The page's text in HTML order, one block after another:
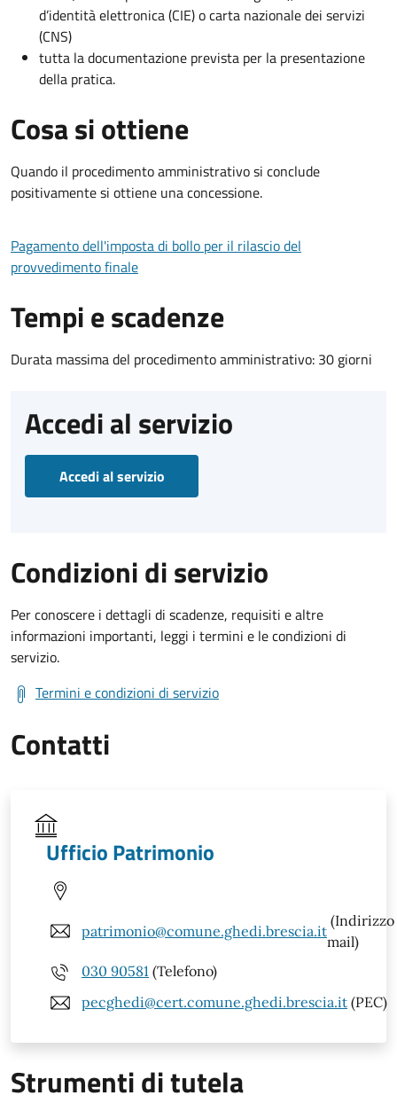
d’identità elettronica (CIE) o carta nazionale dei servizi
(CNS)
tutta la documentazione prevista per la presentazione
della pratica.
Cosa si ottiene
Quando il procedimento amministrativo si conclude
positivamente si ottiene una concessione.
Pagamento dell'imposta di bollo per il rilascio del
provvedimento finale
Tempi e scadenze
Durata massima del procedimento amministrativo: 30 giorni
Accedi al servizio
Accedi al servizio
Condizioni di servizio
Per conoscere i dettagli di scadenze, requisiti e altre
informazioni importanti, leggi i termini e le condizioni di
servizio.
Termini e condizioni di servizio
Contatti
Ufficio Patrimonio
patrimonio@comune.ghedi.brescia.it
(Indirizzo
mail)
030 90581 (Telefono)
pecghedi@cert.comune.ghedi.brescia.it (PEC)
Strumenti di tutela